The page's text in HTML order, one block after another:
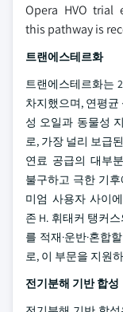
Opera HVO trial
this pathway is
트랜에스테르화
트랜에스테르화는
차지했으며, 연평균
성 오일과 동물성
로, 가장 널리 보급
연료 공급의 대부
불구하고 극한 기
미엄 사용자 사이
존 H. 휘태커 탱커
를 적재·운반·혼합
로, 이 부문을 지원
전기분해 기반 합성